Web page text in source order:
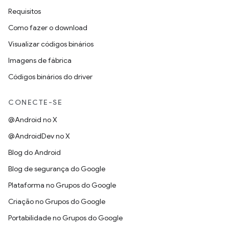
Requisitos
Como fazer o download
Visualizar códigos binários
Imagens de fábrica
Códigos binários do driver
CONECTE-SE
@Android no X
@AndroidDev no X
Blog do Android
Blog de segurança do Google
Plataforma no Grupos do Google
Criação no Grupos do Google
Portabilidade no Grupos do Google